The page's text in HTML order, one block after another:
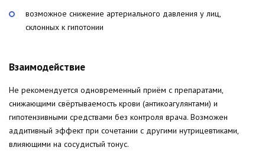
возможное снижение артериального давления у лиц,
склонных к гипотонии
Взаимодействие
Не рекомендуется одновременный приём с препаратами,
снижающими свёртываемость крови (антикоагулянтами) и
гипотензивными средствами без контроля врача. Возможен
аддитивный эффект при сочетании с другими нутрицевтиками,
влияющими на сосудистый тонус.